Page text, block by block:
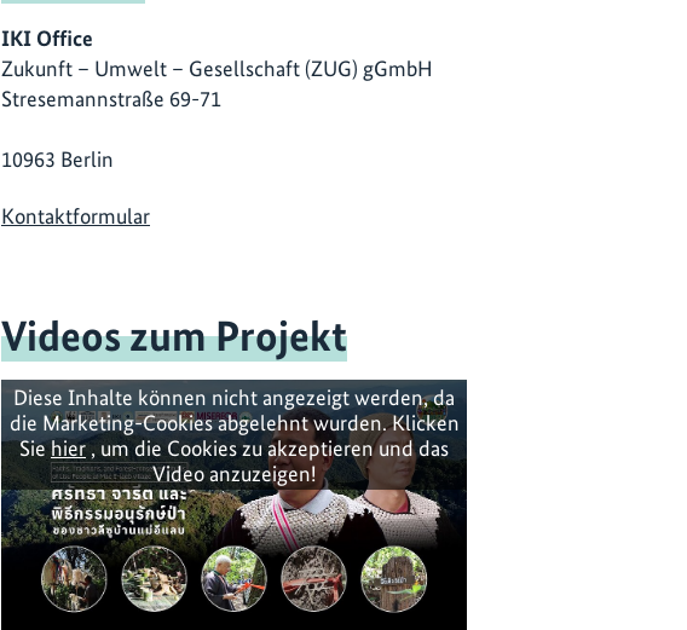
IKI Office
Zukunft – Umwelt – Gesellschaft (ZUG) gGmbH
Stresemannstraße 69-71
10963 Berlin
Kontaktformular
Videos zum Projekt
Diese Inhalte können nicht angezeigt werden, da
die Marketing-Cookies abgelehnt wurden. Klicken
Siehier, um die Cookies zu akzeptieren und das
Video anzuzeigen!